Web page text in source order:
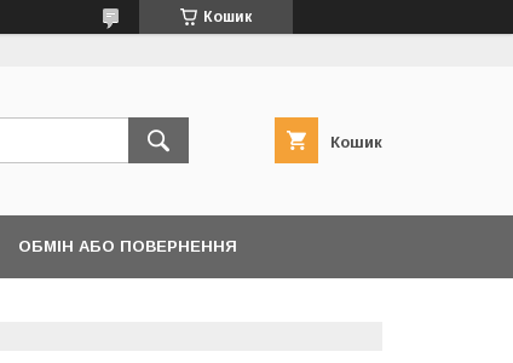
Кошик
Кошик
ОБМІН АБО ПОВЕРНЕННЯ